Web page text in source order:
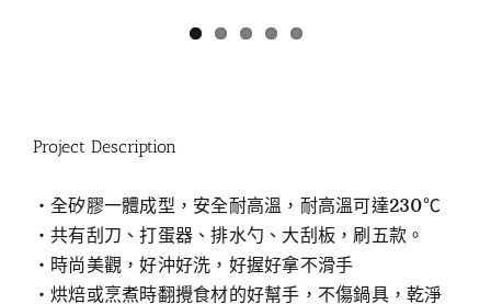
Project Description
‧全矽膠一體成型，安全耐高溫，耐高溫可達230℃
‧共有刮刀、打蛋器、排水勺、大刮板，刷五款。
‧時尚美觀，好沖好洗，好握好拿不滑手
‧烘焙或烹煮時翻攪食材的好幫手，不傷鍋具，乾淨